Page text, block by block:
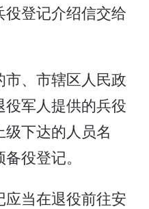
登记介绍信交给
、市辖区人民政
军人提供的兵役
下达的人员名
役登记。
当在退役前往安